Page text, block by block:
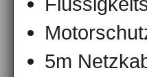
5m